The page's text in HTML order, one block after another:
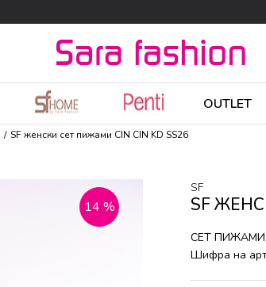
OUTLET
SF женски сет пижами CIN CIN KD SS26
14 %
SF
SF
СЕТ ПИЖАМИ
Шифра на